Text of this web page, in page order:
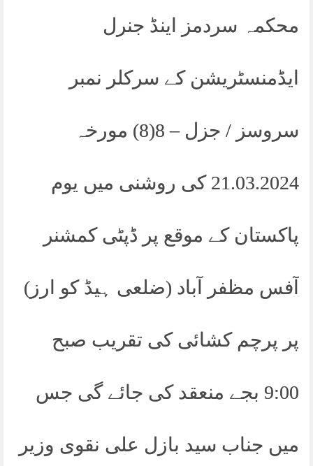
محکمہ سردمز اینڈ جنرل
ایڈمنسٹریشن کے سرکلر نمبر
سروسز / جزل – 8(8) مورخہ
21.03.2024 کی روشنی میں یوم
پاکستان کے موقع پر ڈپٹی کمشنر
آفس مظفر آباد (ضلعی ہیڈ کو ارز)
پر پرچم کشائی کی تقریب صبح
9:00 بجے منعقد کی جائے گی جس
میں جناب سید بازل علی نقوی وزیر